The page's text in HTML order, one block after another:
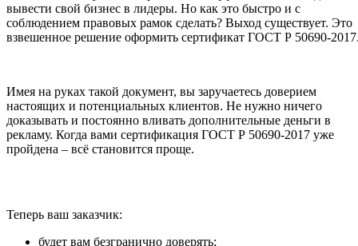
вывести свой бизнес в лидеры. Но как это быстро и с
соблюдением правовых рамок сделать? Выход существует. Это
взвешенное решение оформить сертификат ГОСТ Р 50690-
Имея на руках такой документ, вы заручаетесь доверием
настоящих и потенциальных клиентов. Не нужно ничего
доказывать и постоянно вливать дополнительные деньги в
рекламу. Когда вами сертификация ГОСТ Р 50690-2017 уже
пройдена – всё становится проще.
Теперь ваш заказчик:
будет вам безгранично доверять;